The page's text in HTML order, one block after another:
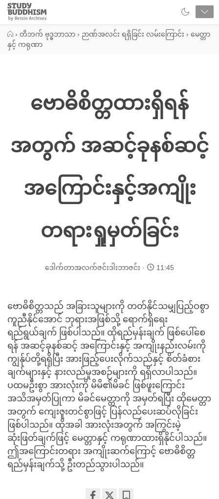
Close
Study
Buddhism
Home
› တိဘက် ဗုဒ္ဓဘာသာ › ဉာဏ်အလင်း ရရှိခြင်း လမ်းကြောင်း › မေတ္တာ
နှင့် ကရုဏာ
ဗောဓိစိတ္တထားရှိရန်
အတွက် အဆင့်ခုနစ်ဆင့်
အကြောင်းနှင့်အကျိုး
တရားရှုမှတ်ခြင်း
ဒေါက်တာအလက်ဇင်းဒါးဘာဇင်း 11:45
ဗောဓိစိတ္တသည် အခြားသူများကို တတ်နိုင်သမျှပြည့်ဝစွာ
ကူညီနိုင်အောင် ဘုရားအဖြစ်သို့ ရောက်ရှိရေး
ရည်ရွယ်ချက် ဖြစ်ပါသည်။ ထိုရည်မှန်းချက် ဖြစ်ပေါ်စေ
ရန် အဆင့်ခုနစ်ဆင့် အကြောင်းနှင့် အကျိုးနည်းလမ်းကို
ကျွန်ုပ်တို့ရရှိပြီး အားဖြည့်ပေးလိုက်သည်နှင့် စိတ်ခံစား
ချက်များနှင့် နားလည်မှုအစဉ်များကို ရရှိလာပါသည်။
ပထမဦးစွာ အားလုံးကို မိမိ၏မိခင် ဖြစ်ဖူးကြောင်း
အသိအမှတ်ပြုကာ မိခင်မေတ္တာကို အမှတ်ရပြီး ထိုမေတ္တာ
အတွက် ကျေးဇူးတင်စွာဖြင့် ပြန်လည်ပေးဆပ်လိုခြင်း
ဖြစ်ပါသည်။ ထိုအခါ အားလုံးအတွက် အကြွင်းမဲ့
ဆုံးဖြတ်ချက်ဖြင့် မေတ္တာနှင့် ကရုဏာထားရှိနိုင်ပါသည်။
ဤအကြောင်းတရား အကျိုးဆက်ကြောင့် ဗောဓိစိတ္တ
ရည်မှန်းချက်သို့ ဦးတည်သွားပါသည်။